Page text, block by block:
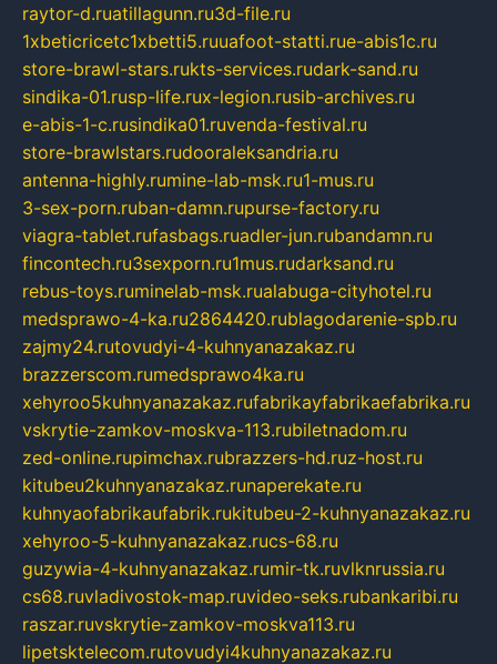
raytor-d.ruatillagunn.ru3d-file.ru
1xbeticricetc1xbetti5.ruuafoot-statti.rue-abis1c.ru
store-brawl-stars.rukts-services.rudark-sand.ru
sindika-01.rusp-life.rux-legion.rusib-archives.ru
e-abis-1-c.rusindika01.ruvenda-festival.ru
store-brawlstars.rudooraleksandria.ru
antenna-highly.rumine-lab-msk.ru1-mus.ru
3-sex-porn.ruban-damn.rupurse-factory.ru
viagra-tablet.rufasbags.ruadler-jun.rubandamn.ru
fincontech.ru3sexporn.ru1mus.rudarksand.ru
rebus-toys.ruminelab-msk.rualabuga-cityhotel.ru
medsprawo-4-ka.ru2864420.rublagodarenie-spb.ru
zajmy24.rutovudyi-4-kuhnyanazakaz.ru
brazzerscom.rumedsprawo4ka.ru
xehyroo5kuhnyanazakaz.rufabrikayfabrikaefabrika.ru
vskrytie-zamkov-moskva-113.rubiletnadom.ru
zed-online.rupimchax.rubrazzers-hd.ruz-host.ru
kitubeu2kuhnyanazakaz.runaperekate.ru
kuhnyaofabrikaufabrik.rukitubeu-2-kuhnyanazakaz.ru
xehyroo-5-kuhnyanazakaz.rucs-68.ru
guzywia-4-kuhnyanazakaz.rumir-tk.ruvlknrussia.ru
cs68.ruvladivostok-map.ruvideo-seks.rubankaribi.ru
raszar.ruvskrytie-zamkov-moskva113.ru
lipetsktelecom.rutovudyi4kuhnyanazakaz.ru